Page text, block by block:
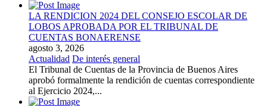
LA RENDICION 2024 DEL CONSEJO ESCOLAR DE
LOBOS APROBADA POR EL TRIBUNAL DE
CUENTAS BONAERENSE
agosto 3, 2026
Actualidad De interés general
El Tribunal de Cuentas de la Provincia de Buenos Aires
aprobó formalmente la rendición de cuentas correspondiente
al Ejercicio 2024,...